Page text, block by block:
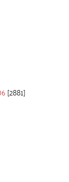
[2881]